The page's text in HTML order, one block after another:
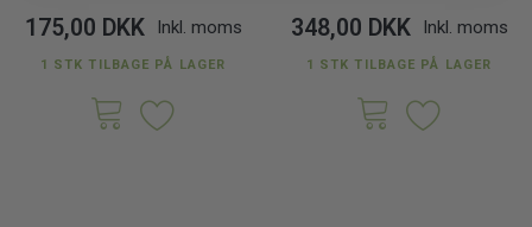
175,00 DKK Inkl. moms
1 STK TILBAGE PÅ LAGER
348,00 DKK Inkl. moms
1 STK TILBAGE PÅ LAGER